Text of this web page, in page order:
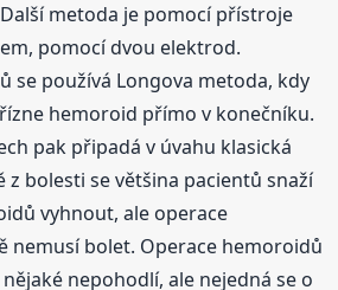
metoda je pomocí přístroje
pomocí dvou elektrod.
se používá Longova metoda, kdy
hemoroid přímo v konečníku.
pak připadá v úvahu klasická
z bolesti se většina pacientů snaží
vyhnout, ale operace
nemusí bolet. Operace hemoroidů
nepohodlí, ale nejedná se o